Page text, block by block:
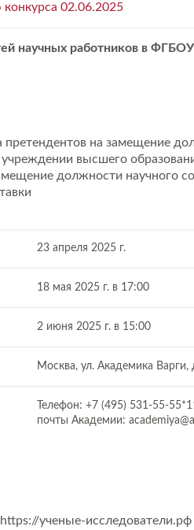
02.06.2025
научных работников в
на замещение
высшего
должности научного
23 апреля 2025 г.
18 мая 2025 г. в 17:00
2 июня 2025 г. в 15:00
Москва, ул. Академика Варги,
Телефон: +7 (495) 531-55-
почты Академии:
https://ученые-